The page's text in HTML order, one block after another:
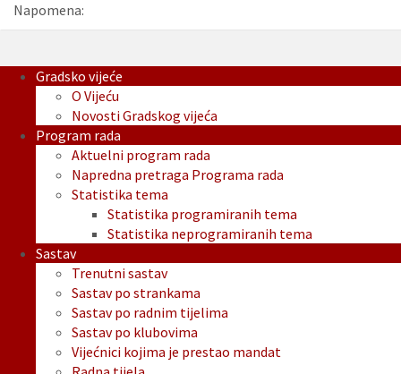
Napomena:
Gradsko vijeće
O Vijeću
Novosti Gradskog vijeća
Program rada
Aktuelni program rada
Napredna pretraga Programa rada
Statistika tema
Statistika programiranih tema
Statistika neprogramiranih tema
Sastav
Trenutni sastav
Sastav po strankama
Sastav po radnim tijelima
Sastav po klubovima
Vijećnici kojima je prestao mandat